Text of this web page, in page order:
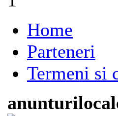
Home
Parteneri
Termeni si